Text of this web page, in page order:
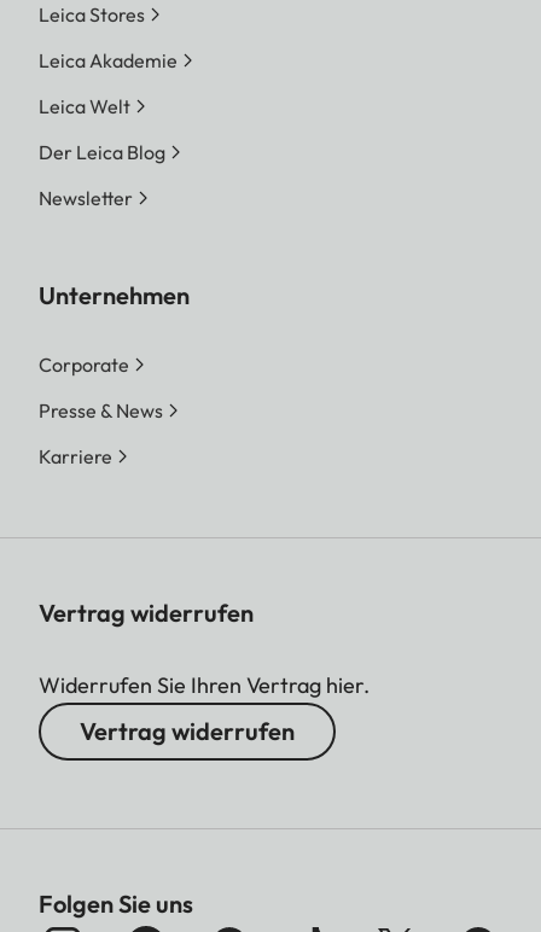
Leica Stores
Leica Akademie
Leica Welt
Der Leica Blog
Newsletter
Unternehmen
Corporate
Presse & News
Karriere
Vertrag widerrufen
Widerrufen Sie Ihren Vertrag hier.
Vertrag widerrufen
Folgen Sie uns